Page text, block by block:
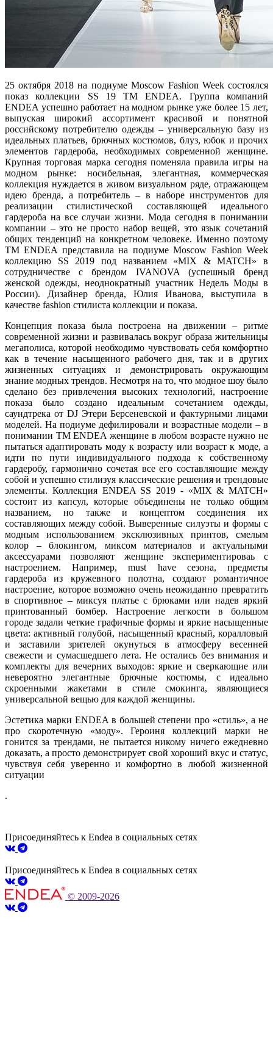
25 октября 2018 на подиуме Moscow Fashion Week состоялся
показ коллекции SS 19 ТМ ENDEA. Группа компаний
ENDEA успешно работает на модном рынке уже более 15 лет,
выпуская широкий ассортимент красивой и понятной
российскому потребителю одежды – универсальную базу из
идеальных платьев, брючных костюмов, блуз, юбок и прочих
элементов гардероба, необходимых современной женщине.
Крупная торговая марка сегодня поменяла правила игры на
модном рынке: носибельная, элегантная, коммерческая
коллекция нуждается в живом визуальном ряде, отражающем
идею бренда, а потребитель – в наборе инструментов для
реализации стилистической составляющей идеального
гардероба на все случаи жизни. Мода сегодня в понимании
компании – это не просто набор вещей, это язык сочетаний
общих тенденций на конкретном человеке. Именно поэтому
ТМ ENDEA представила на подиуме Moscow Fashion Week
коллекцию SS 2019 под названием «MIX & MATCH» в
сотрудничестве с брендом IVANOVA (успешный бренд
женской одежды, неоднократный участник Недель Моды в
России). Дизайнер бренда, Юлия Иванова, выступила в
качестве fashion стилиста коллекции и показа.
Концепция показа была построена на движении – ритме
современной жизни и развивалась вокруг образа жительницы
мегаполиса, которой необходимо чувствовать себя комфортно
как в течение насыщенного рабочего дня, так и в других
жизненных ситуациях и демонстрировать окружающим
знание модных трендов. Несмотря на то, что модное шоу было
сделано без привлечения высоких технологий, настроение
показа было создано идеальным сочетанием одежды,
саундтрека от DJ Этери Берсеневской и фактурными лицами
моделей. На подиуме дефилировали и возрастные модели – в
понимании ТМ ENDEA женщине в любом возрасте нужно не
пытаться адаптировать моду к возрасту или возраст к моде, а
идти по пути индивидуального подхода к собственному
гардеробу, гармонично сочетая все его составляющие между
собой и успешно стилизуя классические решения и трендовые
элементы. Коллекция ENDEA SS 2019 - «MIX & MATCH»
состоит из капсул, которые объединены не только общим
названием, но также и концептом соединения их
составляющих между собой. Выверенные силуэты и формы с
модным использованием эксклюзивных принтов, смелым
колор – блокингом, миксом материалов и актуальными
аксессуарами позволяют женщине экспериментироваь с
настроением. Например, must have сезона, предметы
гардероба из кружевного полотна, создают романтичное
настроение, которое возможно очень неожиданно превратить
в спортивное – миксуя платье с брюками или надев яркий
принтованный бомбер. Настроение легкости в большом
городе задали четкие графичные формы и яркие насыщенные
цвета: активный голубой, насыщенный красный, коралловый
и заставили зрителей окунуться в атмосферу весенней
свежести и сумасшедшего лета. Не остались без внимания и
комплекты для вечерних выходов: яркие и сверкающие или
невероятно элегантные брючные костюмы, с идеально
скроенными жакетами в стиле смокинга, являющиеся
универсальной вещью для каждой женщины.
Эстетика марки ENDEA в большей степени про «стиль», а не
про скоротечную «моду». Героиня коллекций марки не
гонится за трендами, не пытается никому ничего ежедневно
доказать, а просто демонстрирует свой хороший вкус и статус,
чувствуя себя уверенно и комфортно в любой жизненной
ситуации
.
Присоединяйтесь к Endea в социальных сетях
Присоединяйтесь к Endea в социальных сетях
© 2009-2026